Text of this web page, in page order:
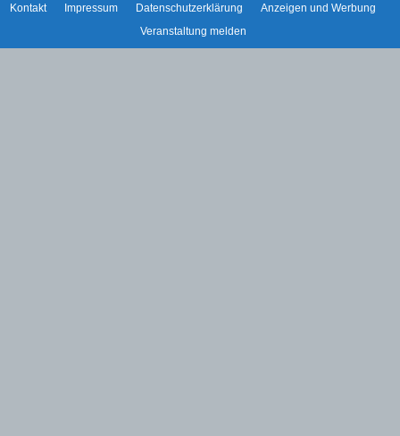
Kontakt Impressum Datenschutzerklärung
Anzeigen und Werbung
Veranstaltung melden